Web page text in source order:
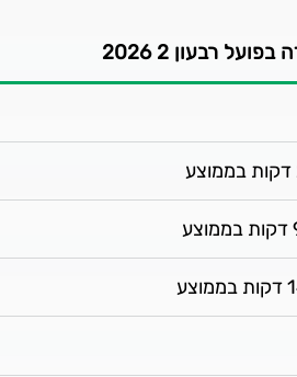
רבעון 2 2026